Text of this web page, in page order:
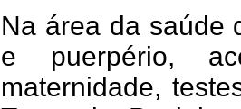
Na área da saúde
e puerpério,
maternidade,